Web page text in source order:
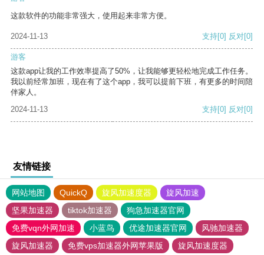
这款软件的功能非常强大，使用起来非常方便。
2024-11-13 支持[0] 反对[0]
游客
这款app让我的工作效率提高了50%，让我能够更轻松地完成工作任务。
我以前经常加班，现在有了这个app，我可以提前下班，有更多的时间陪
伴家人。
2024-11-13
支持[0] 反对[0]
友情链接
网站地图 QuickQ 旋风加速度器
旋风加速
坚果加速器
tiktok加速器
狗急加速器官网
免费vqn外网加速
小蓝鸟 优途加速器官网
风驰加速器
旋风加速器
免费vps加速器外网苹果版 旋风加速度器